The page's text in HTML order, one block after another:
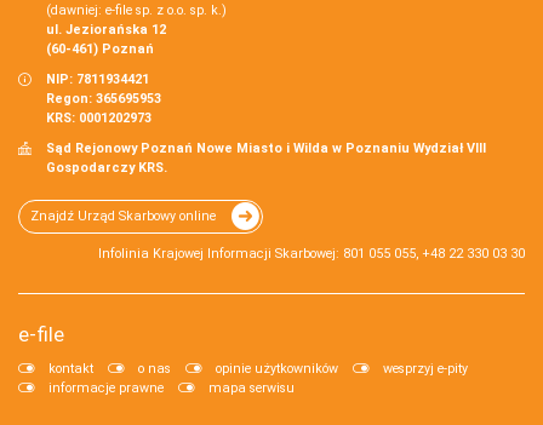
(dawniej: e-file sp. z o.o. sp. k.)
ul. Jeziorańska 12
(60-461) Poznań
NIP: 7811934421
Regon: 365695953
KRS: 0001202973
Sąd Rejonowy Poznań Nowe Miasto i Wilda w Poznaniu Wydział VIII
Gospodarczy KRS.
Znajdź Urząd Skarbowy online
Infolinia Krajowej Informacji Skarbowej: 801 055 055, +48 22 330 03 30
e-file
kontakt o nas opinie użytkowników
wesprzyj e-pity
informacje prawne
mapa serwisu